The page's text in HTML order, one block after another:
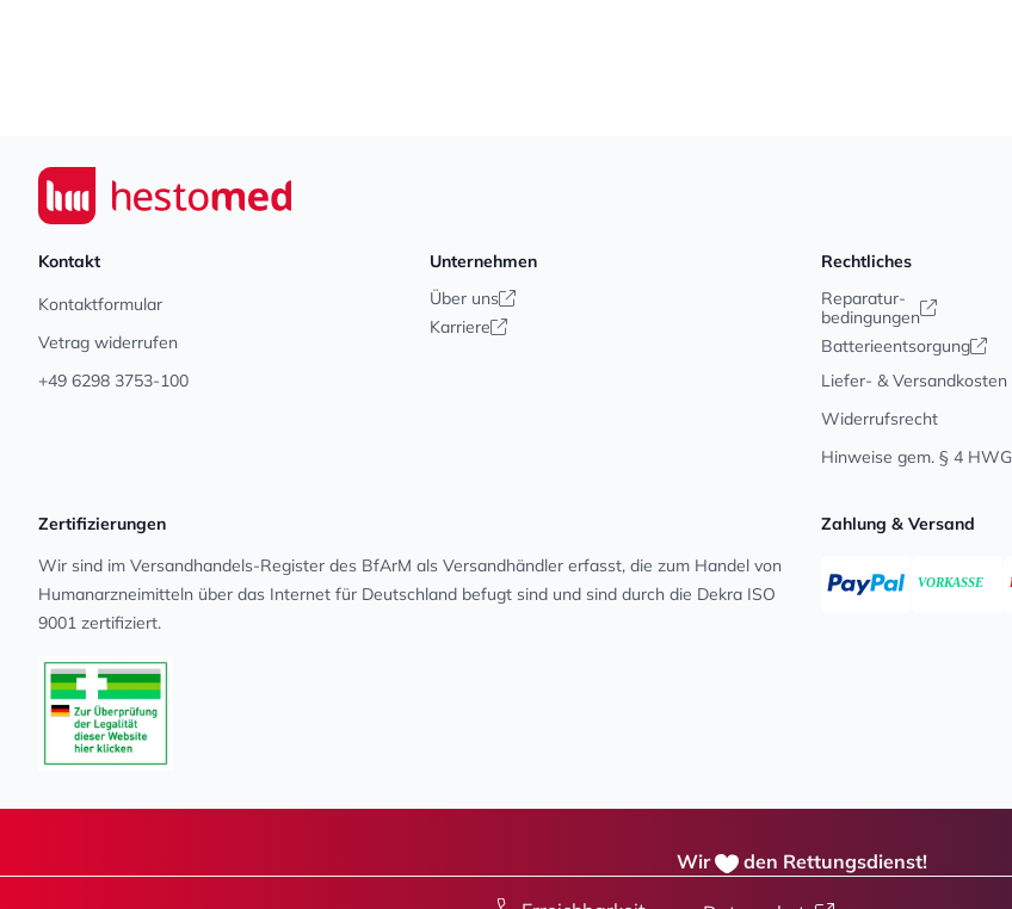
Seiwert GmbH
Kontakt
Kontaktformular
Vetrag widerrufen
+49 6298 3753-100
Unternehmen
Über uns
Karriere
Rechtliches
Reparatur-
bedingungen
Batterieentsorgung
Liefer- & Versandkosten
Widerrufsrecht
Hinweise gem. § 4 HWG
Zertifizierungen
Wir sind im Versandhandels-Register des BfArM als Versandhändler erfasst, die zum Handel von
Human­arz­nei­mit­teln über das Internet für Deutschland befugt sind und sind durch die Dekra ISO
9001 zertifiziert.
Zahlung & Versand
Wir den Rettungsdienst!